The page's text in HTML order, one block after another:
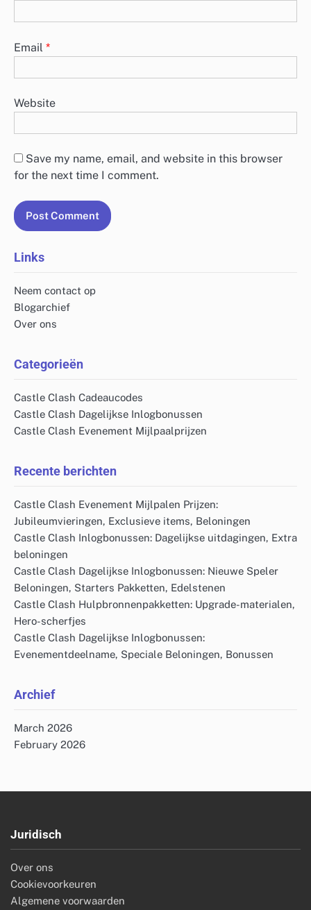
Email *
Website
Save my name, email, and website in this browser
for the next time I comment.
Links
Neem contact op
Blogarchief
Over ons
Categorieën
Castle Clash Cadeaucodes
Castle Clash Dagelijkse Inlogbonussen
Castle Clash Evenement Mijlpaalprijzen
Recente berichten
Castle Clash Evenement Mijlpalen Prijzen:
Jubileumvieringen, Exclusieve items, Beloningen
Castle Clash Inlogbonussen: Dagelijkse uitdagingen, Extra
beloningen
Castle Clash Dagelijkse Inlogbonussen: Nieuwe Speler
Beloningen, Starters Pakketten, Edelstenen
Castle Clash Hulpbronnenpakketten: Upgrade-materialen,
Hero-scherfjes
Castle Clash Dagelijkse Inlogbonussen:
Evenementdeelname, Speciale Beloningen, Bonussen
Archief
March 2026
February 2026
Juridisch
Over ons
Cookievoorkeuren
Algemene voorwaarden